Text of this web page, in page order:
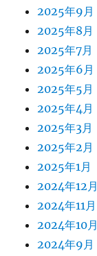
2025年9月
2025年8月
2025年7月
2025年6月
2025年5月
2025年4月
2025年3月
2025年2月
2025年1月
2024年12月
2024年11月
2024年10月
2024年9月